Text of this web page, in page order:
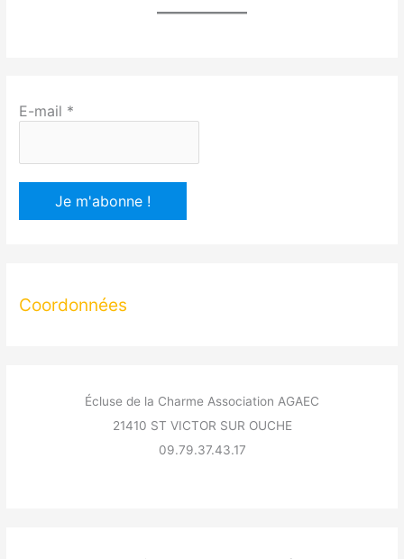
E-mail *
Coordonnées
Écluse de la Charme Association AGAEC
21410 ST VICTOR SUR OUCHE
09.79.37.43.17